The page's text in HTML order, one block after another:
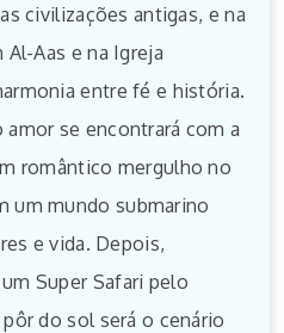
civilizações antigas, e na
Aas e na Igreja
entre fé e história.
amor se encontrará com a
romântico mergulho no
um mundo submarino
e vida. Depois,
Super Safari pelo
do sol será o cenário